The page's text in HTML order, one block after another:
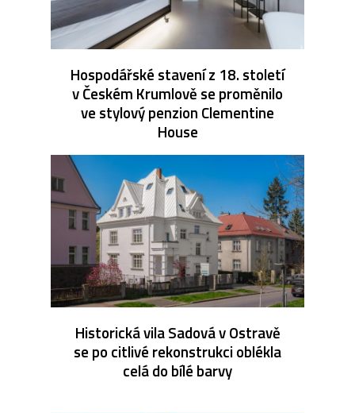
Hospodářské stavení z 18. století
v Českém Krumlově se proměnilo
ve stylový penzion Clementine
House
Historická vila Sadová v Ostravě
se po citlivé rekonstrukci oblékla
celá do bílé barvy